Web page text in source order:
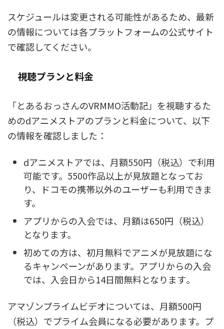
スケジュールは変更される可能性があるため、最新
の情報については各プラットフォームの公式サイト
で確認してください。
視聴プランと料金
「とあるおっさんのVRMMO活動記」を視聴するた
めのdアニメストアのプランと料金について、以下
の情報を確認しました：
dアニメストアでは、月額550円（税込）で利用
可能です。5500作品以上が見放題となってお
り、ドコモの携帯以外のユーザーも利用できま
す。
アプリからの入会では、月額は650円（税込）
となります。
初めての方は、初月無料でアニメが見放題にな
るキャンペーンがあります。アプリからの入会
では、入会日から14日間無料となります​​。
アマゾンプライムビデオについては、月額500円
（税込）でプライム会員になる必要があります。プ